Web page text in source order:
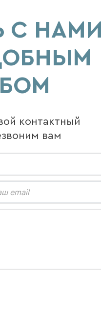
С НАМИ
контактный
вам